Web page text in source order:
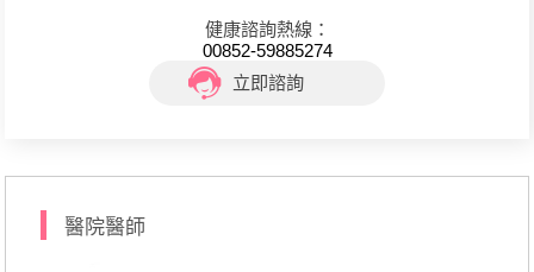
健康諮詢熱線：
00852-59885274
立即諮詢
醫院醫師